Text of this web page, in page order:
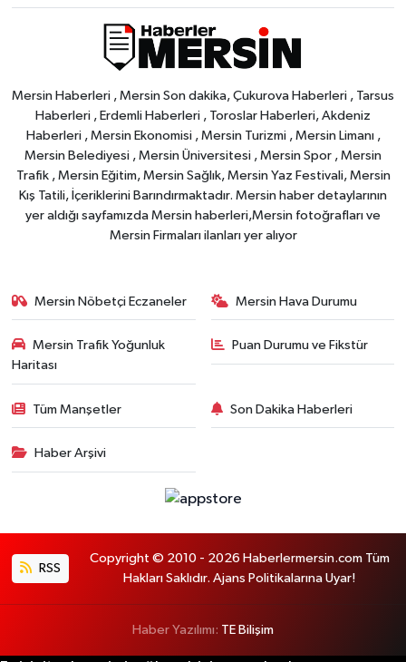
Mersin Haberleri , Mersin Son dakika, Çukurova Haberleri , Tarsus
Haberleri , Erdemli Haberleri , Toroslar Haberleri, Akdeniz
Haberleri , Mersin Ekonomisi , Mersin Turizmi , Mersin Limanı ,
Mersin Belediyesi , Mersin Üniversitesi , Mersin Spor , Mersin
Trafik , Mersin Eğitim, Mersin Sağlık, Mersin Yaz Festivali, Mersin
Kış Tatili, İçeriklerini Barındırmaktadır. Mersin haber detaylarının
yer aldığı sayfamızda Mersin haberleri,Mersin fotoğrafları ve
Mersin Firmaları ilanları yer alıyor
Mersin Nöbetçi Eczaneler Mersin Hava Durumu
Mersin Trafik Yoğunluk
Haritası
Puan Durumu ve Fikstür
Tüm Manşetler Son Dakika Haberleri
Haber Arşivi
RSS
Copyright © 2010 - 2026 Haberlermersin.com Tüm
Hakları Saklıdır. Ajans Politikalarına Uyar!
Haber Yazılımı: TE Bilişim